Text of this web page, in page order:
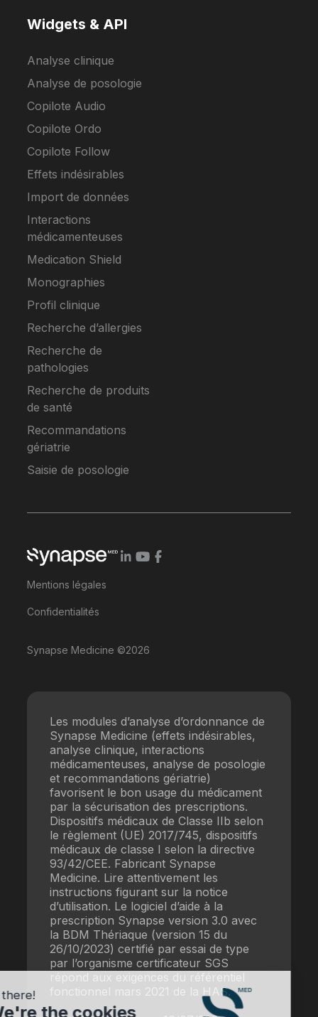
Widgets & API
Analyse clinique
Analyse de posologie
Copilote Audio
Copilote Ordo
Copilote Follow
Effets indésirables
Import de données
Interactions
médicamenteuses
Medication Shield
Monographies
Profil clinique
Recherche d’allergies
Recherche de
pathologies
Recherche de produits
de santé
Recommandations
gériatrie
Saisie de posologie
Mentions légales
Confidentialités
Synapse Medicine ©2026
Les modules d’analyse d’ordonnance de
Synapse Medicine (effets indésirables,
analyse clinique, interactions
médicamenteuses, analyse de posologie
et recommandations gériatrie)
favorisent le bon usage du médicament
par la sécurisation des prescriptions.
Dispositifs médicaux de Classe IIb selon
le règlement (UE) 2017/745, dispositifs
médicaux de classe I selon la directive
93/42/CEE. Fabricant Synapse
Medicine. Lire attentivement les
instructions figurant sur la notice
d’utilisation. Le logiciel d’aide à la
prescription Synapse version 3.0 avec
la BDM Thériaque (version 15 du
26/10/2023) certifié par essai de type
par l’organisme certificateur SGS
répond aux exigences du référentiel
fonctionnel mars 2021 de la HAS.
Hi there!
We're the cookies